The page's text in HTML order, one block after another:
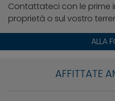
Contattateci con le prime
proprietà o sul vostro
ALLA
AFFITTATE